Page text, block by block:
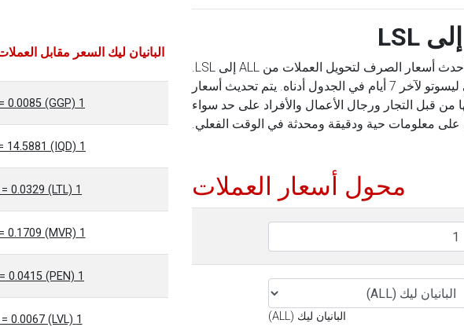
باستخدام محول العملات الخاص بنا ، يمكنك العثور على أحدث أسعار الصرف لتحويل العملات من ALL إلى LSL.
يمكنك أيضًا العثور على الأسعار من البانيان ليك إلى لوتي ليسوتو لآخر 7 أيام في الجدول أدناه. يتم تحديث أسعار
من قبل التجار ورجال الأعمال والأفراد على حد سواء
معلومات حية ودقيقة ومحدثة في الوقت الفعلي.
محول أسعار العملات
البانيان ليك (ALL)
1 ALL = 0.0085 (GGP)
1 ALL = 14.5881 (IQD)
1 ALL = 0.0329 (LTL)
1 ALL = 0.1709 (MVR)
1 ALL = 0.0415 (PEN)
1 ALL = 0.0067 (LVL)